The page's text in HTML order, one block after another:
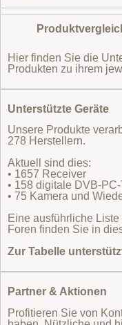
Hier finden Sie die
Produkten zu ihrem
Unterstützte Geräte
Unsere Produkte
278 Herstellern.
Aktuell sind dies:
• 1657 Receiver
• 158 digitale DVB-
• 75 Kamera und
Eine ausführliche
Foren finden Sie in
Zur Tabelle
Partner & Aktionen
Profitieren Sie von